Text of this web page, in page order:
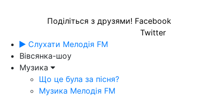
Поділіться з друзями! Facebook
Twitter
Слухати Мелодія FM
Вівсянка-шоу
Музика
Що це була за пісня?
Музика Мелодія FM